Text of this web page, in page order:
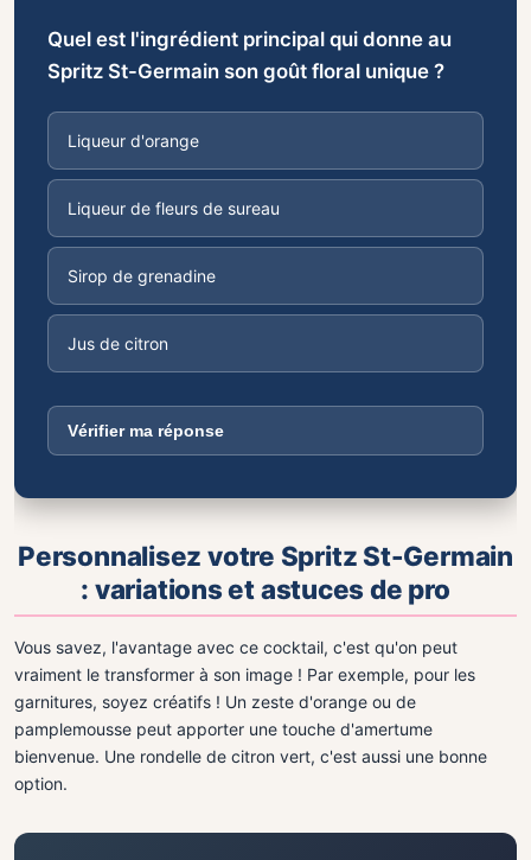
Quel est l'ingrédient principal qui donne au
Spritz St-Germain son goût floral unique ?
Liqueur d'orange
Liqueur de fleurs de sureau
Sirop de grenadine
Jus de citron
Vérifier ma réponse
Personnalisez votre Spritz St-Germain
: variations et astuces de pro
Vous savez, l'avantage avec ce cocktail, c'est qu'on peut
vraiment le transformer à son image ! Par exemple, pour les
garnitures, soyez créatifs ! Un zeste d'orange ou de
pamplemousse peut apporter une touche d'amertume
bienvenue. Une rondelle de citron vert, c'est aussi une bonne
option.